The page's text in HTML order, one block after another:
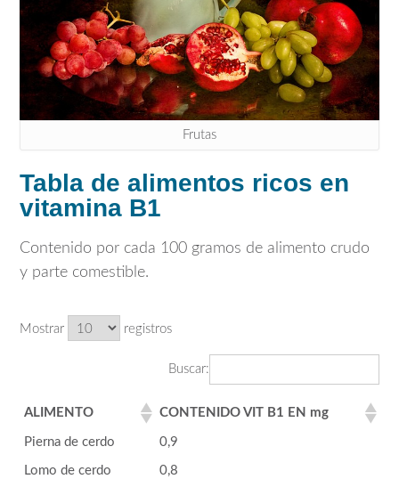
Frutas
Tabla de alimentos ricos en
vitamina B1
Contenido por cada 100 gramos de alimento crudo
y parte comestible.
Mostrar registros
Buscar:
ALIMENTO CONTENIDO VIT B1 EN mg
Pierna de cerdo 0,9
Lomo de cerdo 0,8